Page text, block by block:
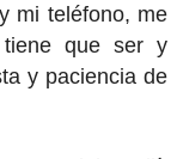
mi teléfono, me
que ser y
y paciencia de